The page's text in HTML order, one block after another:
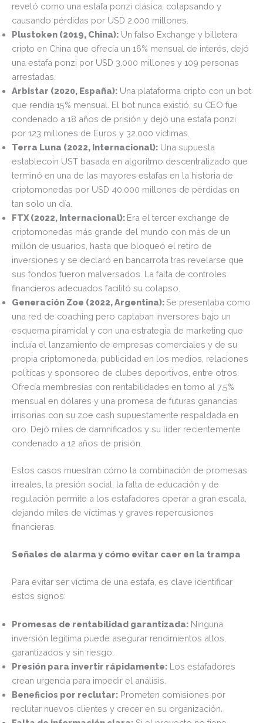
reveló como una estafa ponzi clásica, colapsando y
causando pérdidas por USD 2.000 millones.
Plustoken (2019, China): Un falso Exchange y billetera
cripto en China que ofrecía un 16% mensual de interés, dejó
una estafa ponzi por USD 3.000 millones y 109 personas
arrestadas.
Arbistar (2020, España): Una plataforma cripto con un bot
que rendía 15% mensual. El bot nunca existió, su CEO fue
condenado a 18 años de prisión y dejó una estafa ponzi
por 123 millones de Euros y 32.000 víctimas.
Terra Luna (2022, Internacional): Una supuesta
establecoin UST basada en algoritmo descentralizado que
terminó en una de las mayores estafas en la historia de
criptomonedas por USD 40.000 millones de pérdidas en
tan solo un día.
FTX (2022, Internacional): Era el tercer exchange de
criptomonedas más grande del mundo con más de un
millón de usuarios, hasta que bloqueó el retiro de
inversiones y se declaró en bancarrota tras revelarse que
sus fondos fueron malversados. La falta de controles
financieros adecuados facilitó su colapso.
Generación Zoe (2022, Argentina): Se presentaba como
una red de coaching pero captaban inversores bajo un
esquema piramidal y con una estrategia de marketing que
incluía el lanzamiento de empresas comerciales y de su
propia criptomoneda, publicidad en los medios, relaciones
políticas y sponsoreo de clubes deportivos, entre otros.
Ofrecía membresías con rentabilidades en torno al 7,5%
mensual en dólares y una promesa de futuras ganancias
irrisorias con su zoe cash supuestamente respaldada en
oro. Dejó miles de damnificados y su líder recientemente
condenado a 12 años de prisión.
Estos casos muestran cómo la combinación de promesas
irreales, la presión social, la falta de educación y de
regulación permite a los estafadores operar a gran escala,
dejando miles de víctimas y graves repercusiones
financieras.
Señales de alarma y cómo evitar caer en la trampa
Para evitar ser víctima de una estafa, es clave identificar
estos signos:
Promesas de rentabilidad garantizada: Ninguna
inversión legítima puede asegurar rendimientos altos,
garantizados y sin riesgo.
Presión para invertir rápidamente: Los estafadores
crean urgencia para impedir el análisis.
Beneficios por reclutar: Prometen comisiones por
reclutar nuevos clientes y crecer en su organización.